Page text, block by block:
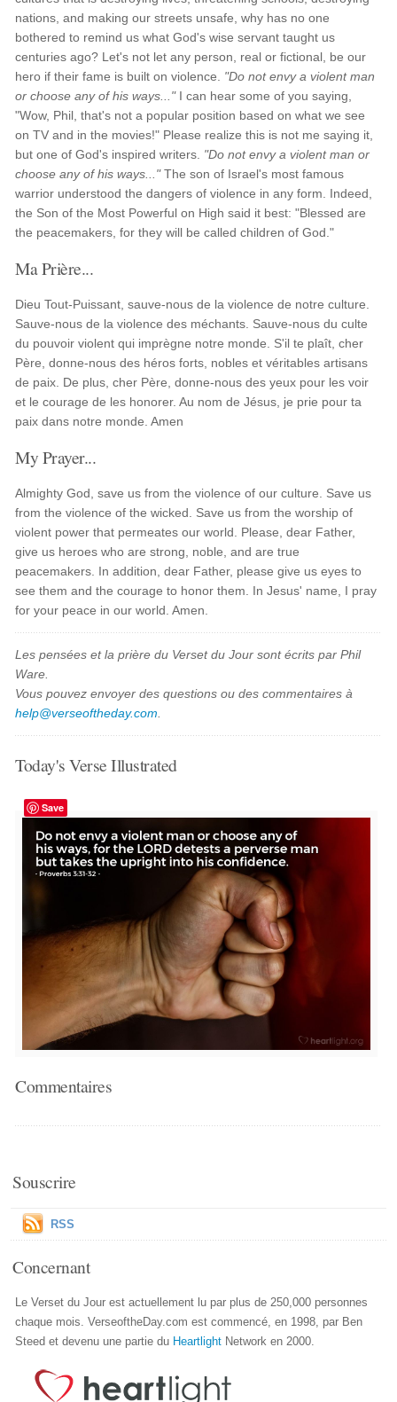
nations, and making our streets unsafe, why has no one
bothered to remind us what God's wise servant taught us
centuries ago? Let's not let any person, real or fictional, be our
hero if their fame is built on violence. "Do not envy a violent man
or choose any of his ways..."I can hear some of you saying,
"Wow, Phil, that's not a popular position based on what we see
on TV and in the movies!" Please realize this is not me saying it,
but one of God's inspired writers. "Do not envy a violent man or
choose any of his ways..."The son of Israel's most famous
warrior understood the dangers of violence in any form. Indeed,
the Son of the Most Powerful on High said it best: "Blessed are
the peacemakers, for they will be called children of God."
Ma Prière...
Dieu Tout-Puissant, sauve-nous de la violence de notre culture.
Sauve-nous de la violence des méchants. Sauve-nous du culte
du pouvoir violent qui imprègne notre monde. S'il te plaît, cher
Père, donne-nous des héros forts, nobles et véritables artisans
de paix. De plus, cher Père, donne-nous des yeux pour les voir
et le courage de les honorer. Au nom de Jésus, je prie pour ta
paix dans notre monde. Amen
My Prayer...
Almighty God, save us from the violence of our culture. Save us
from the violence of the wicked. Save us from the worship of
violent power that permeates our world. Please, dear Father,
give us heroes who are strong, noble, and are true
peacemakers. In addition, dear Father, please give us eyes to
see them and the courage to honor them. In Jesus' name, I pray
for your peace in our world. Amen.
Les pensées et la prière du Verset du Jour sont écrits par Phil
Ware.
Vous pouvez envoyer des questions ou des commentaires à
help@verseoftheday.com
Today's Verse Illustrated
Save
Commentaires
Souscrire
RSS
Concernant
Le Verset du Jour est actuellement lu par plus de 250,000 personnes
chaque mois. VerseoftheDay.com est commencé, en 1998, par Ben
Steed et devenu une partie du Heartlight Network en 2000.